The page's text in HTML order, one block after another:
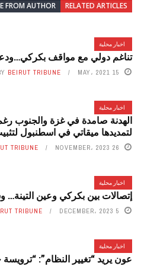
RELATED ARTICLES
FROM AUTHOR
اخبار محلية
تناغم دولي مع مواقف
15 MAY، 2021 BEIRUT TRIBUNE
اخبار محلية
الهدنة صامدة في غزة والجنوب
لتمديدها ميقاتي في اسطنبول
26 NOVEMBER، 2023 TRIBUNE
اخبار محلية
إتصالات بين بكركي وعين التينة…
5 DECEMBER، 2023 TRIBUNE
اخبار محلية
عون يريد “تغيير النظام”: